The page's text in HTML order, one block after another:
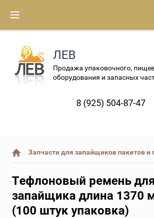
ЛЕВ
Продажа упаковочного,
оборудования и запасных
8 (925) 504-87-47
Запчасти для запайщиков пакетов и
Тефлоновый ремень для
запайщика длина 1370
(100 штук упаковка)